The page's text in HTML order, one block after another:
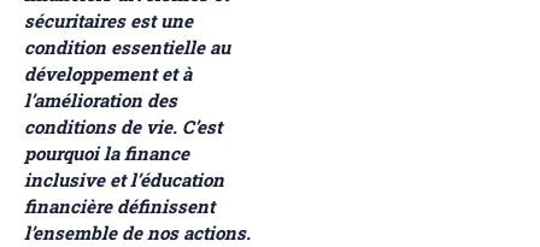
sécuritaires est une
condition essentielle au
développement et à
l’amélioration des
conditions de vie. C’est
pourquoi la finance
inclusive et l’éducation
financière définissent
l’ensemble de nos actions.